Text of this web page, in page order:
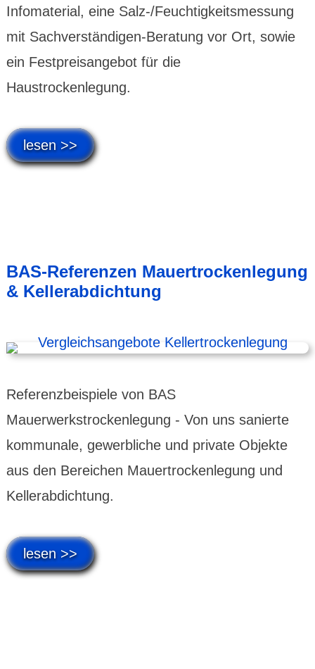
Infomaterial, eine Salz-/Feuchtigkeitsmessung
mit Sachverständigen-Beratung vor Ort, sowie
ein Festpreisangebot für die
Haustrockenlegung.
lesen >>
BAS-Referenzen Mauertrockenlegung
& Kellerabdichtung
Referenzbeispiele von BAS
Mauerwerkstrockenlegung - Von uns sanierte
kommunale, gewerbliche und private Objekte
aus den Bereichen Mauertrockenlegung und
Kellerabdichtung.
lesen >>